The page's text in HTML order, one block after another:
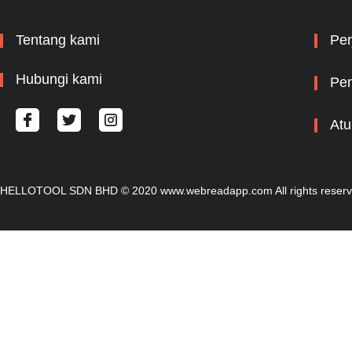
Tentang kami
Hubungi kami
HELLOTOOL SDN BHD © 2020 www.webreadapp.com All rights